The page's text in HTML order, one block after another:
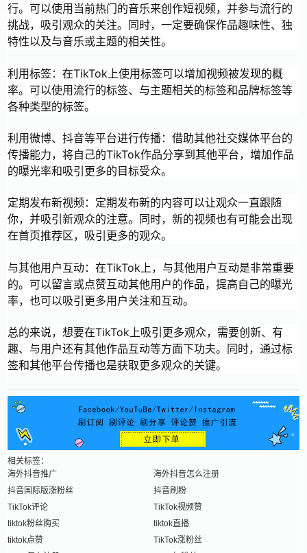
行。可以使用当前热门的音乐来创作短视频，并参与流行的
挑战，吸引观众的关注。同时，一定要确保作品趣味性、独
特性以及与音乐或主题的相关性。
利用标签：在TikTok上使用标签可以增加视频被发现的概
率。可以使用流行的标签、与主题相关的标签和品牌标签等
各种类型的标签。
利用微博、抖音等平台进行传播：借助其他社交媒体平台的
传播能力，将自己的TikTok作品分享到其他平台，增加作品
的曝光率和吸引更多的目标受众。
定期发布新视频：定期发布新的内容可以让观众一直跟随
你，并吸引新观众的注意。同时，新的视频也有可能会出现
在首页推荐区，吸引更多的观众。
与其他用户互动：在TikTok上，与其他用户互动是非常重要
的。可以留言或点赞互动其他用户的作品，提高自己的曝光
率，也可以吸引更多用户关注和互动。
总的来说，想要在TikTok上吸引更多观众，需要创新、有
趣、与用户还有其他作品互动等方面下功夫。同时，通过标
签和其他平台传播也是获取更多观众的关键。
相关标签：
海外抖音推广
海外抖音怎么注册
抖音国际版涨粉丝
抖音刷粉
TikTok评论
TikTok视频赞
tiktok粉丝购买
tiktok直播
tiktok点赞
TikTok涨粉丝